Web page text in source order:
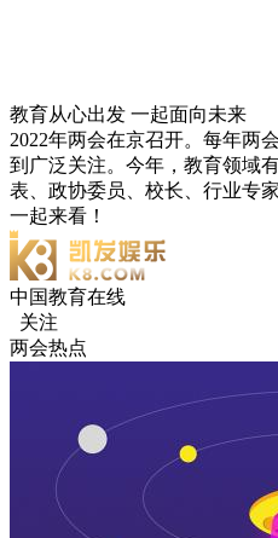
教育从心出发 一起面向未来
2022年两会在京召开。每年两
到广泛关注。今年，教育领域
表、政协委员、校长、行业专
一起来看！
中国教育在线
关注
两会热点